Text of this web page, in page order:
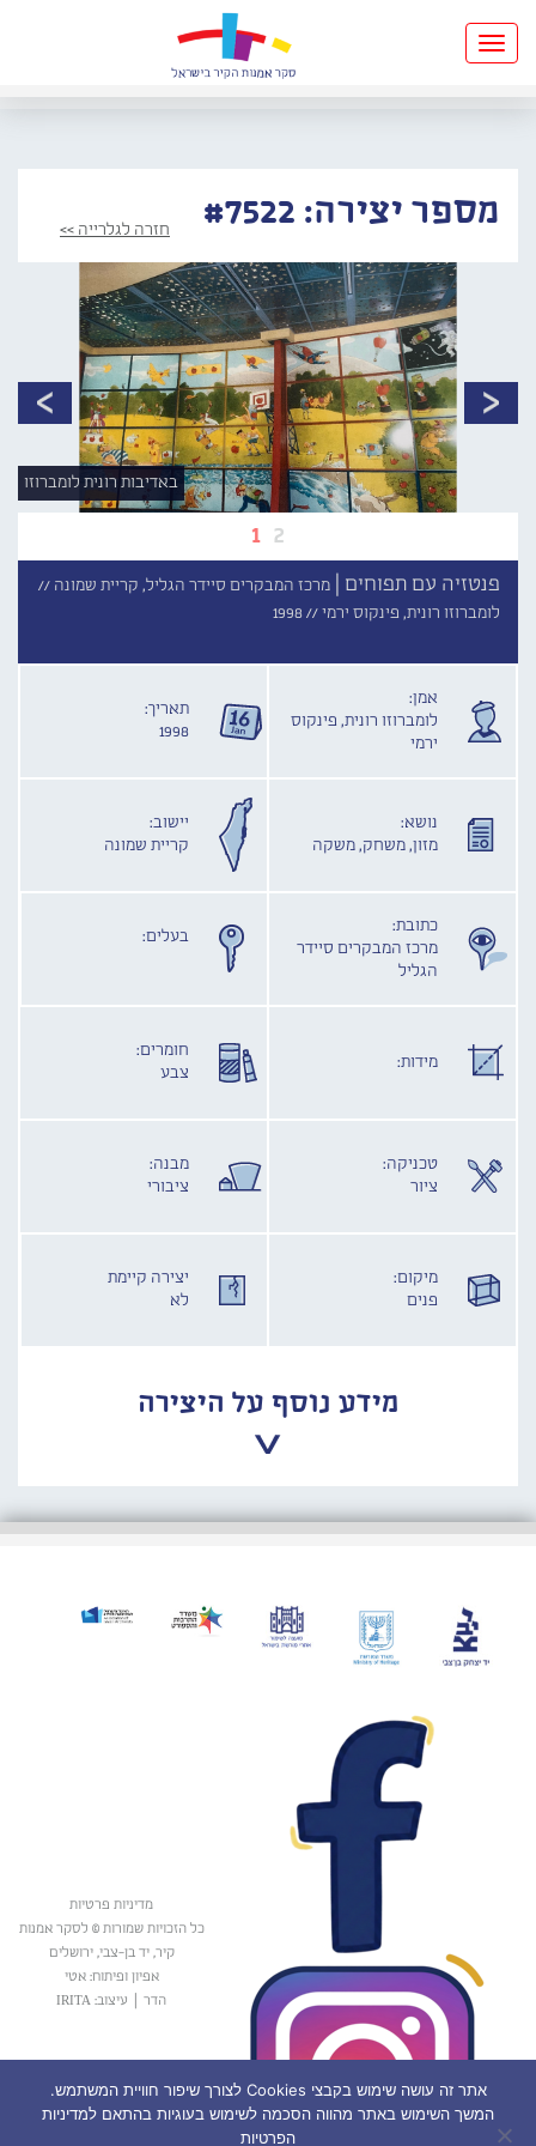
Toggle
navigation
מספר יצירה: #7522 חזרה לגלרייה >>
1 2
באדיבות רונית לומברוזו
פנטזיה עם תפוחים | מרכז המבקרים סיידר הגליל, קריית שמונה //
לומברוזו רונית, פינקוס ירמי // 1998
אמן:
לומברוזו רונית, פינקוס
ירמי
תאריך:
1998
נושא:
מזון, משחק, משקה
יישוב:
קריית שמונה
כתובת:
מרכז המבקרים סיידר
הגליל
בעלים:
מידות:
חומרים:
צבע
טכניקה:
ציור
מבנה:
ציבורי
מיקום:
פנים
יצירה קיימת
לא
מידע נוסף על היצירה
מדיניות פרטיות
כל הזכויות שמורות © לסקר אמנות
קיר, יד בן-צבי, ירושלים
אפיון ופיתוח: אטי
הדר
עיצוב: IRITA
אתר זה עושה שימוש בקבצי Cookies לצורך שיפור חוויית המשתמש.
המשך השימוש באתר מהווה הסכמה לשימוש בעוגיות בהתאם למדיניות
הפרטיות